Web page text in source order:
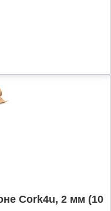
Cork4u, 2 мм (10